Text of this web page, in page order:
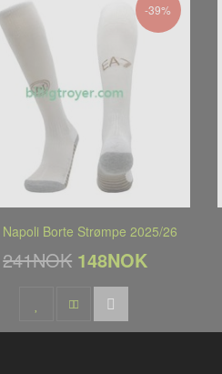
-39%
Borte Strømpe 2025/26
241NOK 148NOK